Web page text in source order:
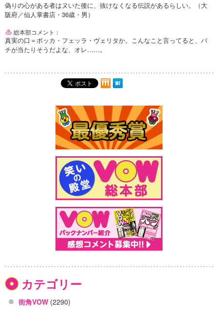
偽りの心がある者はヌいた後に、抜けなくなる伝説があるらしい。（大
阪府／仙人掌書店・36歳・男）
総本部コメント：
真実の口＝ボッカ・フェッラ・ヴェリタか。こんなこと言ってると、バ
チが当たりそうだよな、オレ……。
カテゴリー
街角VOW (2290)